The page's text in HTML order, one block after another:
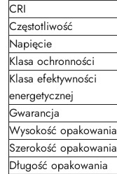
CRI
Częstotliwość
Napięcie
Klasa ochronności
Klasa efektywności
energetycznej
Gwarancja
Wysokość opakowania
Szerokość opakowania
Długość opakowania